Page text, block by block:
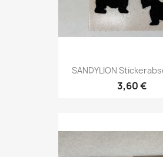
SANDYLION
3,60 €